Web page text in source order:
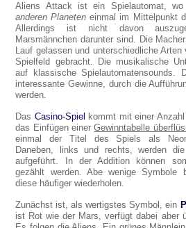
Aliens Attack ist ein Spielautomat,
anderen Planeten einmal im Mittelpunkt
Allerdings ist nicht davon
Marsmännchen darunter sind. Die
Lauf gelassen und unterschiedliche
Spielfeld gebracht. Die musikalische
auf klassische Spielautomatensounds.
interessante Gewinne, durch die
werden.
Das Casino-Spiel kommt mit einer
das Einfügen einerGewinntabelle
einmal der Titel des Spiels als
Daneben, links und rechts, werden
aufgeführt. In der Addition können
gezählt werden. Abe wenige Symbole
diese häufiger wiederholen.
Zunächst ist, als wertigstes Symbol, ein
ist Rot wie der Mars, verfügt dabei aber